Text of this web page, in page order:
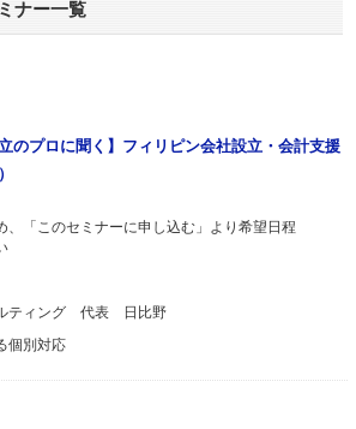
ナー一覧
のプロに聞く】フィリピン会社設立・会計支援
、「このセミナーに申し込む」より希望日程
ティング 代表 日比野
個別対応